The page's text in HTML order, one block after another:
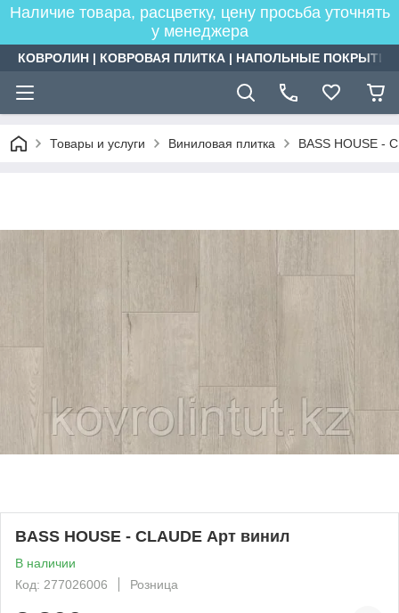
Наличие товара, расцветку, цену просьба уточнять
у менеджера
КОВРОЛИН | КОВРОВАЯ ПЛИТКА | НАПОЛЬНЫЕ
Товары и услуги Виниловая плитка BASS HOUSE -
BASS HOUSE - CLAUDE Арт винил
В наличии
Код: 277026006
Розница